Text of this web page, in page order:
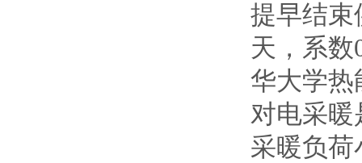
提早结束
天，系
华大学热
对电采
采暖负